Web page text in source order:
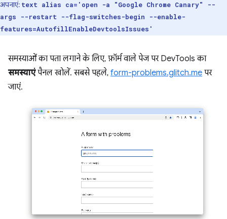
अपनाएं: text alias ca='open -a "Google Chrome Canary" --
args --restart --flag-switches-begin --enable-
features=AutofillEnableDevtoolsIssues'
समस्याओं का पता लगाने के लिए, फ़ॉर्म वाले पेज पर DevTools का
समस्याएंपैनल खोलें. सबसे पहले, form-problems.glitch.me पर
जाएं.